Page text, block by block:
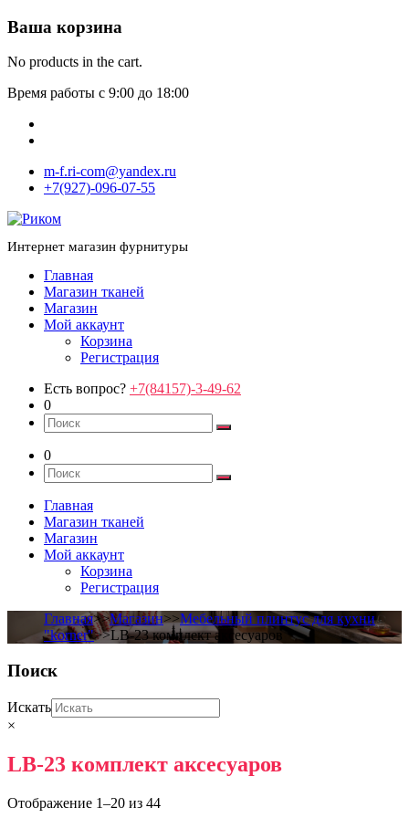
Ваша корзина
No products in the cart.
Время работы с 9:00 до 18:00
m-f.ri-com@yandex.ru
+7(927)-096-07-55
Интернет магазин фурнитуры
Главная
Магазин тканей
Магазин
Мой аккаунт
Корзина
Регистрация
Есть вопрос? +7(84157)-3-49-62
0
0
Главная
Магазин тканей
Магазин
Мой аккаунт
Корзина
Регистрация
Главная>>Магазин>>Мебельный плинтус для кухни
"korner">>LB-23 комплект аксесуаров
Поиск
Искать
×
LB-23 комплект аксесуаров
Отображение 1–20 из 44